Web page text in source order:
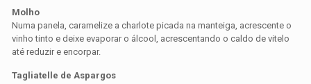
Molho
Numa panela, caramelize a charlote picada na manteiga, acrescente o
vinho tinto e deixe evaporar o álcool, acrescentando o caldo de vitelo
até reduzir e encorpar.
Tagliatelle de Aspargos